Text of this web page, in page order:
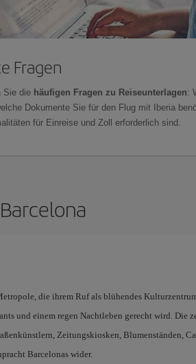
Fragen
Sie die häufigen Fragen zu Reiseunterlagen:
Dokumente Sie für den Flug mit Iberia
für Einreise und Zoll erforderlich sind.
die ihrem Ruf als blühendes
und einem regen Nachtleben gerecht wird. Die
Zeitungskiosken, Blumenständen,
Barcelonas wider.